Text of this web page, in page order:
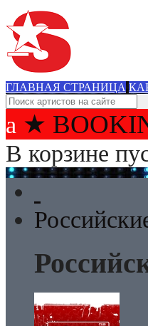
ГЛАВНАЯ СТРАНИЦА
★
В корзине